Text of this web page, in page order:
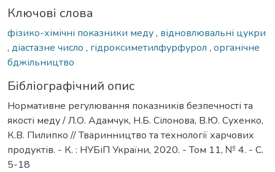
Ключові слова
фізико-хімічні показники меду, відновлювальні цукри
, діастазне число , гідроксиметилфурфурол , органічне
бджільництво
Бібліографічний опис
Нормативне регулювання показників безпечності та
якості меду / Л.О. Адамчук, Н.Б. Сілонова, В.Ю. Сухенко,
К.В. Пилипко // Тваринництво та технології харчових
продуктів. - К. : НУБіП України, 2020. - Том 11, № 4. - С.
5-18